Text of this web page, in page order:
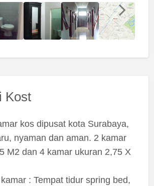
Kost
kos dipusat kota Surabaya,
nyaman dan aman. 2 kamar
M2 dan 4 kamar ukuran 2,75 X
: Tempat tidur spring bed,